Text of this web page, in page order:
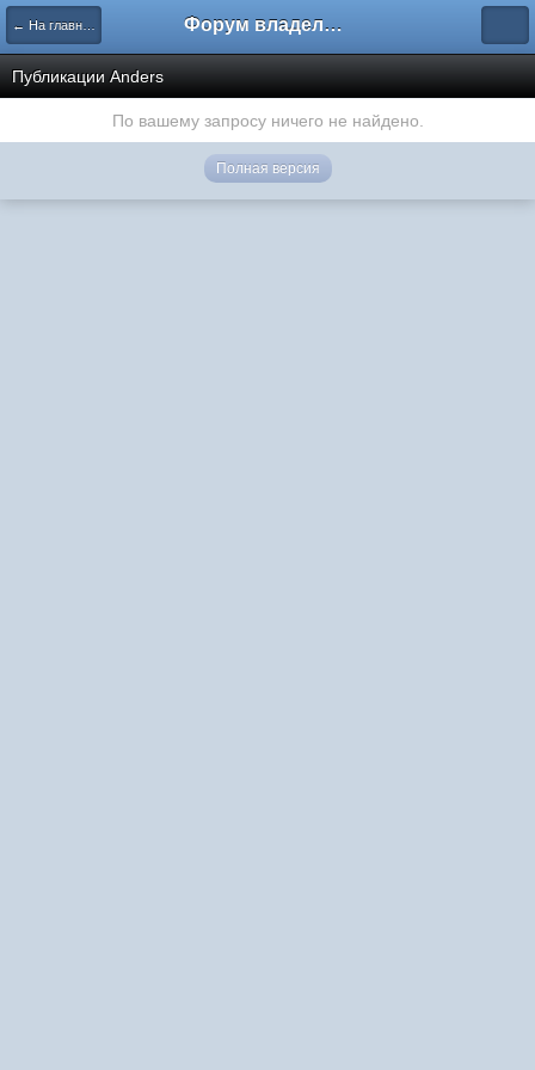
← На главную Форум владельцев интернет-магазинов
Публикации Anders
По вашему запросу ничего не найдено.
Полная версия